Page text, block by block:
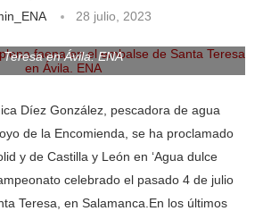
28 julio, 2023
Teresa en Ávila. ENA
Díez González, pescadora de agua
de la Encomienda, se ha proclamado
y de Castilla y León en ‘Agua dulce
celebrado el pasado 4 de julio
Teresa, en Salamanca.En los últimos